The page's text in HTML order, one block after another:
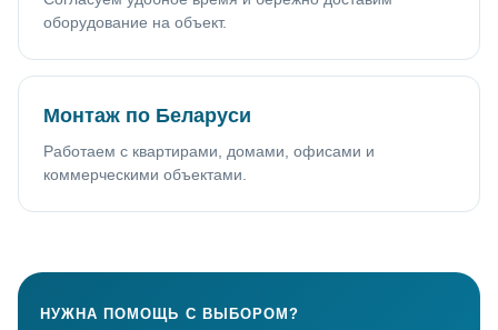
оборудование на объект.
Монтаж по Беларуси
Работаем с квартирами, домами, офисами и
коммерческими объектами.
НУЖНА ПОМОЩЬ С ВЫБОРОМ?